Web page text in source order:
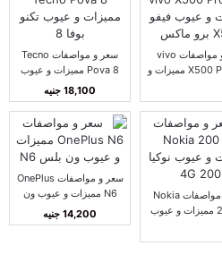
سعر و مواصفات vivo
X500 Pro Max مميزات و
ماكس
سعر و مواصفات Tecno
Pova 8 مميزات و عيوب
تكنو بوفا 8
18,100 جنيه
سعر و مواصفات Nokia
200 4G مميزات و عيوب
سعر و مواصفات OnePlus
N6 مميزات و عيوب ون
بلس N6
14,200 جنيه